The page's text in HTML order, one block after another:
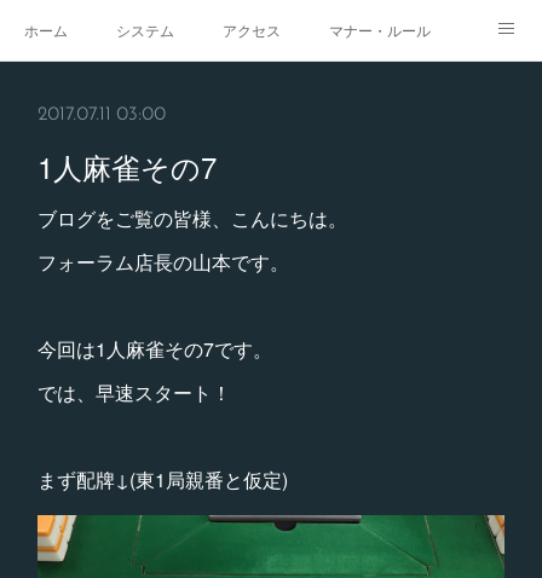
ホーム システム アクセス マナー・ルール
2017.07.11 03:00
1人麻雀その7
ブログをご覧の皆様、こんにちは。
フォーラム店長の山本です。
今回は1人麻雀その7です。
では、早速スタート！
まず配牌↓(東1局親番と仮定)